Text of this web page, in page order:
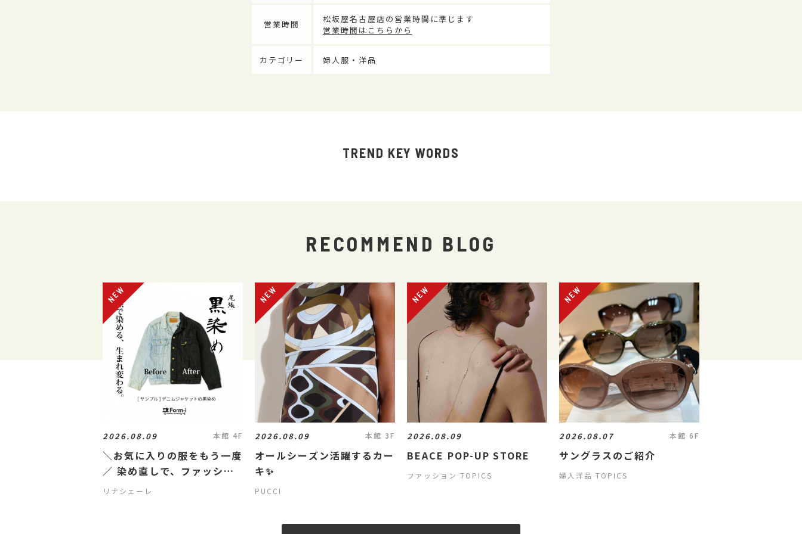
営業時間
松坂屋名古屋店の営業時間に準じます
営業時間はこちらから
カテゴリー 婦人服・洋品
TREND KEY WORDS
RECOMMEND BLOG
2026.08.09 本館 4F
＼お気に入りの服をもう一度
／ 染め直しで、ファッショ
ンにサステナブルを🌎
リナシェーレ
2026.08.09 本館 3F
オールシーズン活躍するカー
キ✨️
PUCCI
2026.08.09
BEACE POP-UP STORE
ファッション TOPICS
2026.08.07 本館 6F
サングラスのご紹介
婦人洋品 TOPICS